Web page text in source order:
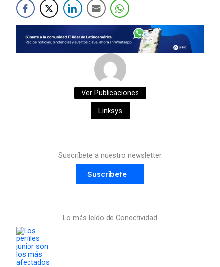
Ver Publicaciones
Linksys
Suscríbete a nuestro newsletter
Suscríbete
Lo más leído de Conectividad